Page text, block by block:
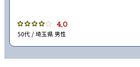
4.0
50代 / 埼玉県 男性